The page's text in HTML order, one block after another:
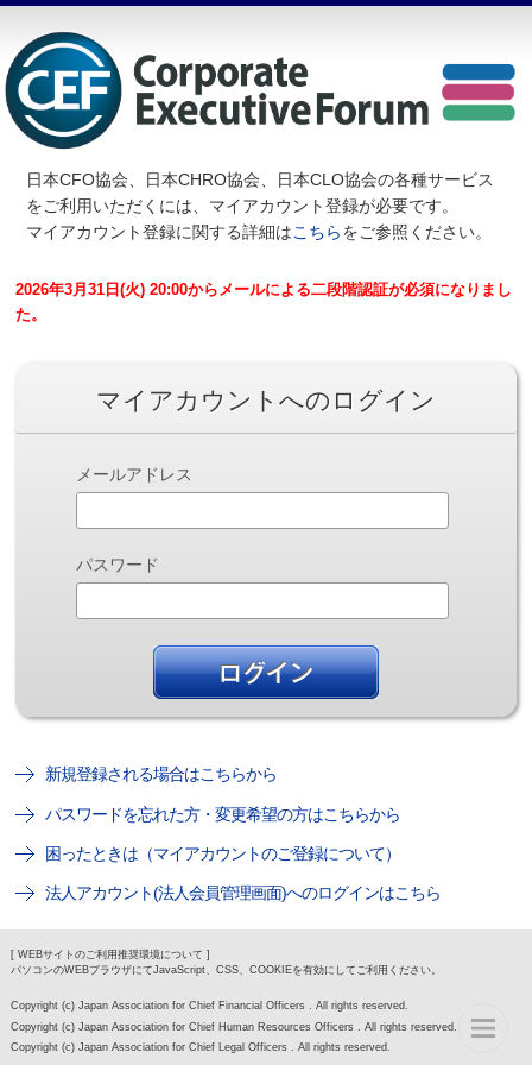
日本CFO協会、日本CHRO協会、日本CLO協会の各種サービス
をご利用いただくには、マイアカウント登録が必要です。
マイアカウント登録に関する詳細はこちらをご参照ください。
2026年3月31日(火) 20:00からメールによる二段階認証が必須になりまし
た。
マイアカウントへのログイン
メールアドレス
パスワード
新規登録される場合はこちらから
パスワードを忘れた方・変更希望の方はこちらから
困ったときは（マイアカウントのご登録について）
法人アカウント(法人会員管理画面)へのログインはこちら
[ WEBサイトのご利用推奨環境について ]
パソコンのWEBブラウザにてJavaScript、CSS、COOKIEを有効にしてご利用ください。
Copyright (c) Japan Association for Chief Financial Officers . All rights reserved.
Copyright (c) Japan Association for Chief Human Resources Officers . All rights reserved.
Copyright (c) Japan Association for Chief Legal Officers . All rights reserved.